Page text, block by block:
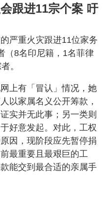
跟进11宗个案 吁
严重火灾跟进11位家务
（8名印尼籍，1名菲律
。
上有「冒认」情况，她
以家属名义公开筹款，
实并无此事；另一类则
好意发起。对此，工权
因，现阶段应先暂停捐
最重要且最艰巨的工
能交到最合适的亲属手